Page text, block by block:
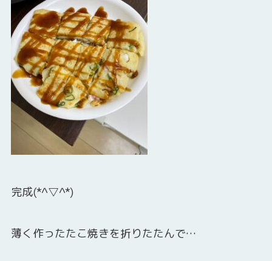
完成(*^▽^*)
薄く作ったたこ焼きを折りたたんで…